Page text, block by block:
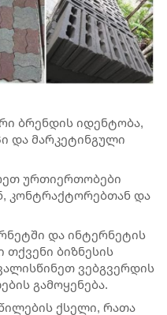
ბრენდის იდენტობა,
და მარკეტინგული
ურთიერთობები
კონტრაქტორებთან და
და ინტერნეტის
ბიზნესის
ვებგვერდის
გამოყენება.
ქსელი, რათა